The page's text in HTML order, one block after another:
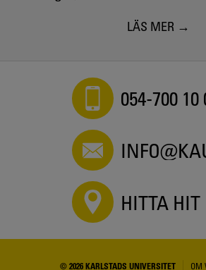
LÄS MER
054-700 10
HITTA HIT
© 2026 KARLSTADS UNIVERSITET OM